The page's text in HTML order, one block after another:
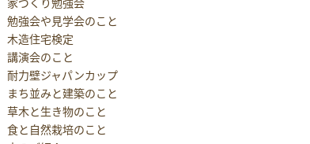
家づくり勉強会
勉強会や見学会のこと
木造住宅検定
講演会のこと
耐力壁ジャパンカップ
まち並みと建築のこと
草木と生き物のこと
食と自然栽培のこと